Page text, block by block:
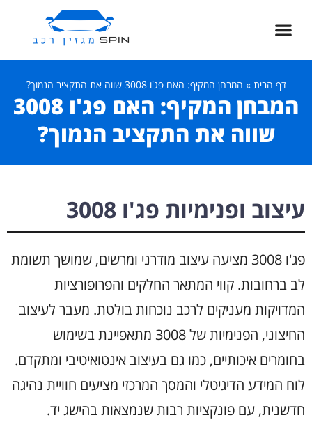
דף הבית » המבחן המקיף: האם פג'ו 3008 שווה את התקציב הנמוך?
המבחן המקיף: האם פג'ו 3008
שווה את התקציב הנמוך?
עיצוב ופנימיות פג'ו 3008
פג'ו 3008 מציעה עיצוב מודרני ומרשים, שמושך תשומת
לב ברחובות. קווי המתאר החלקים והפרופורציות
המדויקות מעניקים לרכב נוכחות בולטת. מעבר לעיצוב
החיצוני, הפנימיות של 3008 מתאפיינת בשימוש
בחומרים איכותיים, כמו גם בעיצוב אינטואיטיבי ומתקדם.
לוח המידע הדיגיטלי והמסך המרכזי מציעים חוויית נהיגה
חדשנית, עם פונקציות רבות שנמצאות בהישג יד.